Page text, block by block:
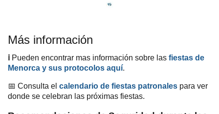
Más información
ℹ️ Pueden encontrar mas información sobre las fiestas de
Menorca y sus protocolos aquí.
📅 Consulta el calendario de fiestas patronales para ver
donde se celebran las próximas fiestas.